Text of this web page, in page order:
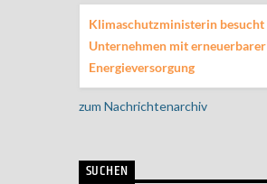
Klimaschutzministerin besucht
Unternehmen mit erneuerbarer
Energieversorgung
zum Nachrichtenarchiv
SUCHEN